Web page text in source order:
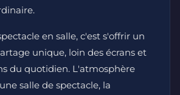
en salle, c'est s'offrir un
unique, loin des écrans et
du quotidien. L'atmosphère
salle de spectacle, la